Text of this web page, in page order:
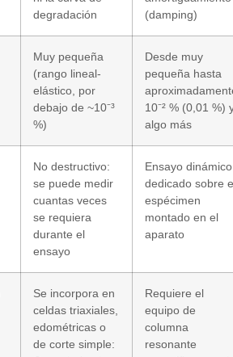
degradación
(damping)
Muy pequeña
(rango lineal-
elástico, por
debajo de ~10⁻³
%)
Desde muy
pequeña hasta
10⁻² % (0,01 %)
algo más
No destructivo:
se puede medir
cuantas veces
se requiera
durante el
ensayo
Ensayo dinámico
dedicado sobre
espécimen
montado en el
aparato
Se incorpora en
celdas triaxiales,
edométricas o
de corte simple:
Requiere el
equipo de
columna
resonante